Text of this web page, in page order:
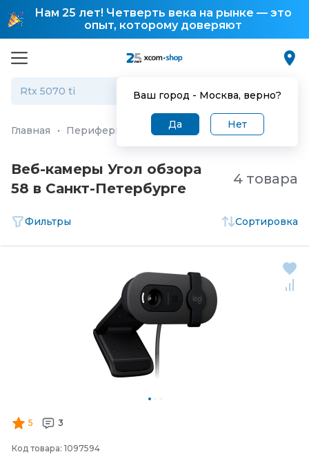
Нам 25 лет! Четверть века на рынке — это
опыт, которому доверяют
Ваш город - Москва, верно?
Да Нет
Главная · Периферия и аксессуары Веб-камеры
Веб-камеры Угол обзора
58 в Санкт-Петербургe
4 товара
Фильтры Сортировка
5 3
Код товара: 1097594